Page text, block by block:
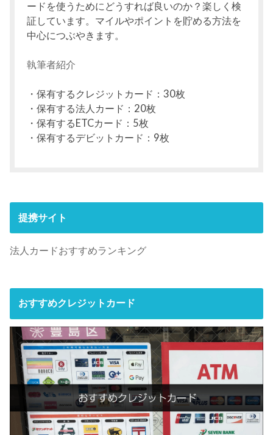
ードを使うためにどうすれば良いのか？楽しく検
証しています。マイルやポイントを貯める方法を
中心につぶやきます。
執筆者紹介
・保有するクレジットカード：30枚
・保有する法人カード：20枚
・保有するETCカード：5枚
・保有するデビットカード：9枚
提携サイト
法人カードおすすめランキング
おすすめクレジットカード